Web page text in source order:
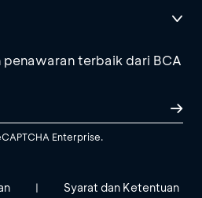
terbaik dari BCA
Enterprise.
| Syarat dan Ketentuan